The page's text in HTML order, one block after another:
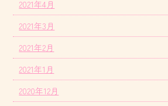
2021年4月
2021年3月
2021年2月
2021年1月
2020年12月